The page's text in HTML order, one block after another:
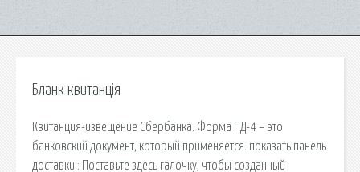
Бланк квитанція
Квитанция-извещение Сбербанка. Форма ПД-4 – это
банковский документ, который применяется. показать панель
доставки : Поставьте здесь галочку, чтобы созданный